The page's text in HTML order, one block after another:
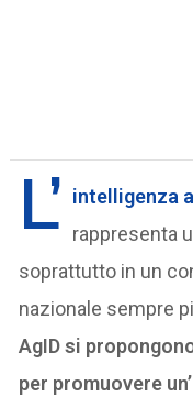
L’ intelligenza
rappresenta
soprattutto in un
nazionale sempre
AgID si
per promuovere